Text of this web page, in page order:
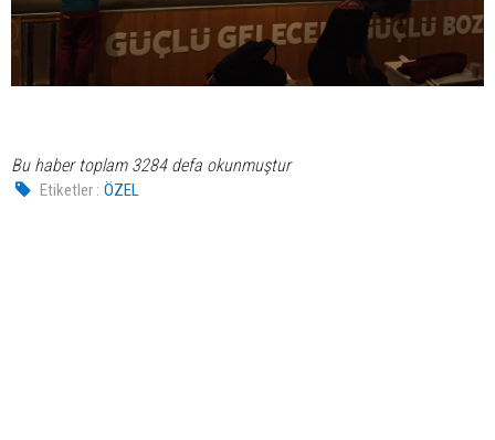
Bu haber toplam 3284 defa okunmuştur
Etiketler : ÖZEL